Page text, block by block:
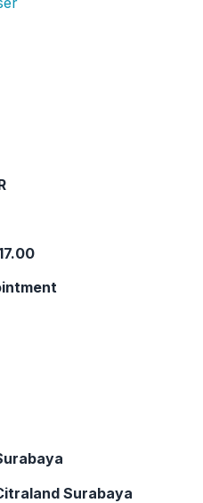
Surabaya